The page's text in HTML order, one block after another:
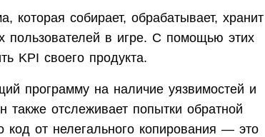
которая собирает, обрабатывает, хранит
пользователей в игре. С помощью этих
KPI своего продукта.
программу на наличие уязвимостей и
также отслеживает попытки обратной
код от нелегального копирования — это